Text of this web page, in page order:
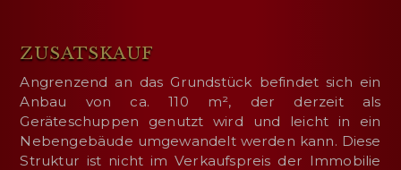
ZUSATSKAUF
Angrenzend an das Grundstück befindet sich ein
Anbau von ca. 110 m², der derzeit als
Geräteschuppen genutzt wird und leicht in ein
Nebengebäude umgewandelt werden kann. Diese
Struktur ist nicht im Verkaufspreis der Immobilie